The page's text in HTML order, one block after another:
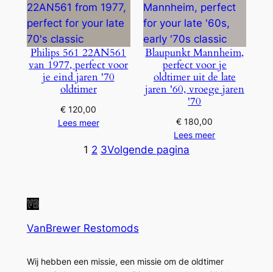
Philips 561 22AN561
van 1977, perfect voor
je eind jaren '70
oldtimer
€ 120,00
Lees meer
Blaupunkt Mannheim,
perfect voor je
oldtimer uit de late
jaren '60, vroege jaren
'70
€ 180,00
Lees meer
1 2 3Volgende pagina
VanBrewer Restomods
Wij hebben een missie, een missie om de oldtimer